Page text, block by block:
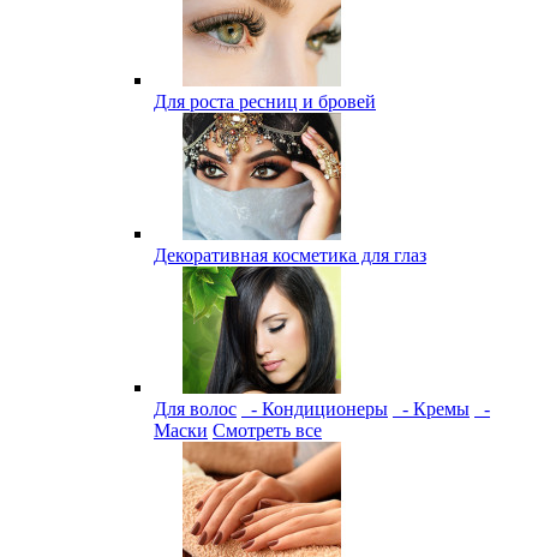
Для роста ресниц и бровей
Декоративная косметика для глаз
Для волос - Кондиционеры - Кремы
-
Маски Смотреть все